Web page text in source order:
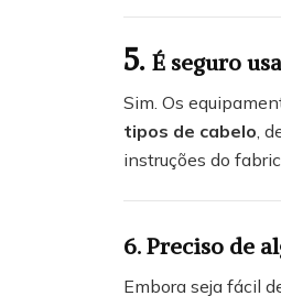
5. É seguro
Sim. Os
tipos de cabelo ,
instruções do
6. Preciso de
Embora seja fácil